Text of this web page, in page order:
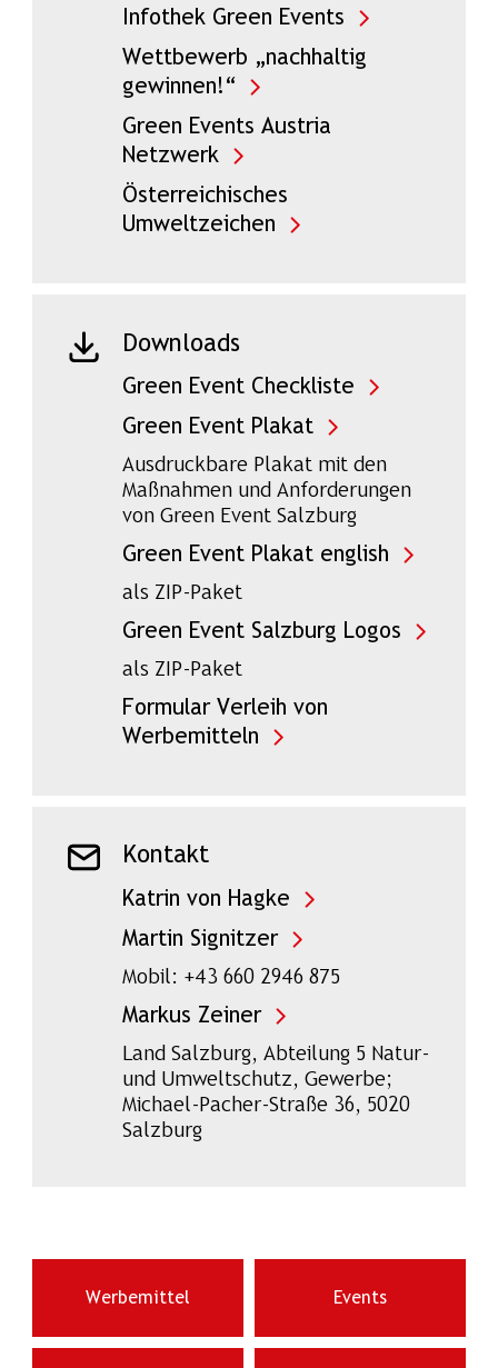
Infothek Green Events
Wettbewerb „nachhaltig
gewinnen!“
Green Events Austria
Netzwerk
Österreichisches
Umweltzeichen
Downloads
Green Event Checkliste
Green Event Plakat
Ausdruckbare Plakat mit den
Maßnahmen und Anforderungen
von Green Event Salzburg
Green Event Plakat english
als ZIP-Paket
Green Event Salzburg Logos
als ZIP-Paket
Formular Verleih von
Werbemitteln
Kontakt
Katrin von Hagke
Martin Signitzer
Mobil: +43 660 2946 875
Markus Zeiner
Land Salzburg, Abteilung 5 Natur-
und Umweltschutz, Gewerbe;
Michael-Pacher-Straße 36, 5020
Salzburg
Werbemittel Events